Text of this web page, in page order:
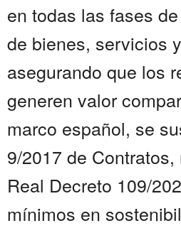
en todas las fases
de bienes, servicios
asegurando que los
generen valor
marco español, se
9/2017 de
Real Decreto 109/
mínimos en